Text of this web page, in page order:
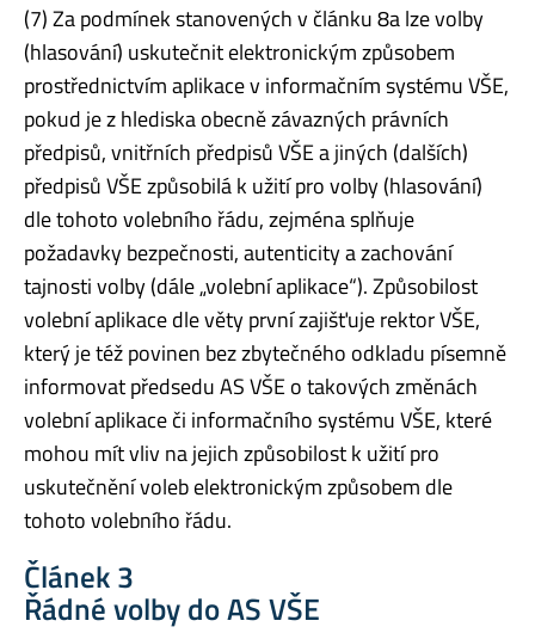
(7) Za podmínek stanovených v článku 8a lze volby
(hlasování) uskutečnit elektronickým způsobem
prostřednictvím aplikace v informačním systému VŠE,
pokud je z hlediska obecně závazných právních
předpisů, vnitřních předpisů VŠE a jiných (dalších)
předpisů VŠE způsobilá k užití pro volby (hlasování)
dle tohoto volebního řádu, zejména splňuje
požadavky bezpečnosti, autenticity a zachování
tajnosti volby (dále „volební aplikace“). Způsobilost
volební aplikace dle věty první zajišťuje rektor VŠE,
který je též povinen bez zbytečného odkladu písemně
informovat předsedu AS VŠE o takových změnách
volební aplikace či informačního systému VŠE, které
mohou mít vliv na jejich způsobilost k užití pro
uskutečnění voleb elektronickým způsobem dle
tohoto volebního řádu.
Článek 3
Řádné volby do AS VŠE